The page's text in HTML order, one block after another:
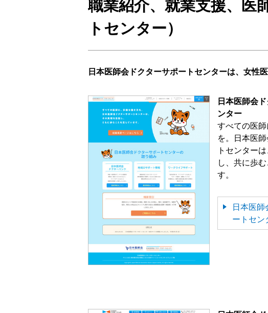
職業紹介、就業支援、医
トセンター）
日本医師会ドクターサポートセンターは、女性
日本医師会
ンター
すべての医
を。日本医
トセンター
し、共に歩
す。
日本医師
ートセン